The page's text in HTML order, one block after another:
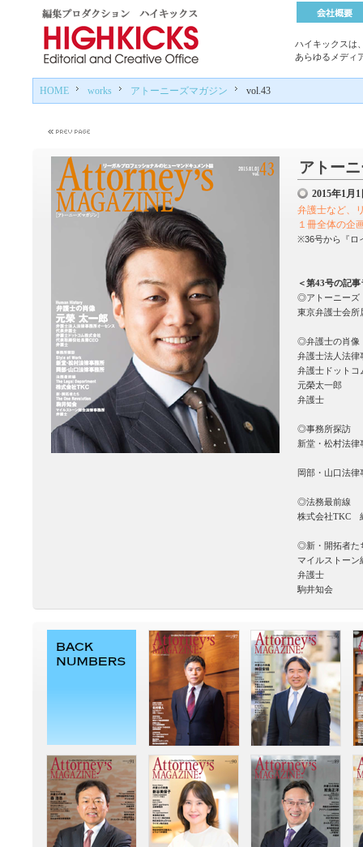
ハイキックスは
あらゆるメディ
HOME works アトーニーズマガジン vol.43
アトー
2015年1月
弁護士など、
１冊全体の企
※36号から『ロ
＜第43号の記
◎アトーニーズ
東京弁護士会
◎弁護士の肖像
弁護士法人法
弁護士ドット
元榮太一郎
弁護士
◎事務所探訪
新堂・松村法律
岡部・山口法律
◎法務最前線
株式会社TKC
◎新・開拓者た
マイルストー
弁護士
駒井知会